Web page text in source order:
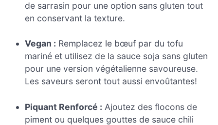
de sarrasin pour une option sans gluten tout
en conservant la texture.
Vegan : Remplacez le bœuf par du tofu
mariné et utilisez de la sauce soja sans gluten
pour une version végétalienne savoureuse.
Les saveurs seront tout aussi envoûtantes!
Piquant Renforcé : Ajoutez des flocons de
piment ou quelques gouttes de sauce chili